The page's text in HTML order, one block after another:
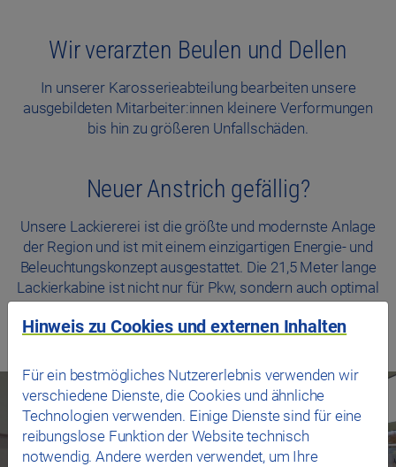
Wir verarzten Beulen und Dellen
In unserer Karosserieabteilung bearbeiten unsere
ausgebildeten Mitarbeiter:innen kleinere Verformungen
bis hin zu größeren Unfallschäden.
Neuer Anstrich gefällig?
Unsere Lackiererei ist die größte und modernste Anlage
der Region und ist mit einem einzigartigen Energie- und
Beleuchtungskonzept ausgestattet. Die 21,5 Meter lange
Lackierkabine ist nicht nur für Pkw, sondern auch optimal
Hinweis zu Cookies und externen Inhalten
Für ein bestmögliches Nutzererlebnis verwenden wir
verschiedene Dienste, die Cookies und ähnliche
Technologien verwenden. Einige Dienste sind für eine
reibungslose Funktion der Website technisch
notwendig. Andere werden verwendet, um Ihre